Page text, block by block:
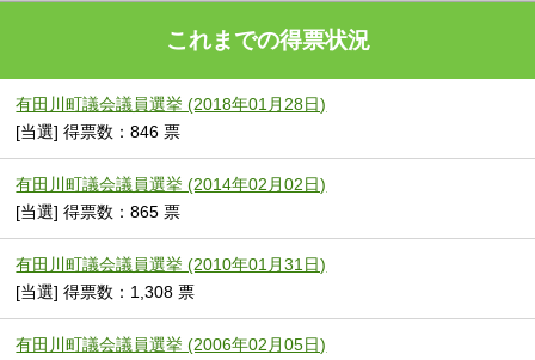
これまでの得票状況
有田川町議会議員選挙 (2018年01月28日)
[当選] 得票数：846 票
有田川町議会議員選挙 (2014年02月02日)
[当選] 得票数：865 票
有田川町議会議員選挙 (2010年01月31日)
[当選] 得票数：1,308 票
有田川町議会議員選挙 (2006年02月05日)